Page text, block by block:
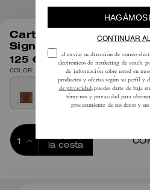
Cartera Slim Esencial
Signature
125 €
COLOR: Latón/Caramelo tostado
Añadir a
la cesta